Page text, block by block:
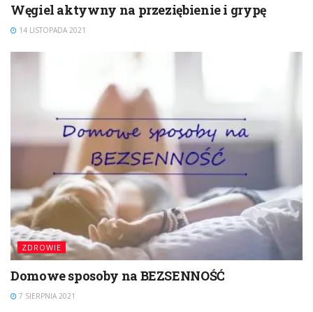
Węgiel aktywny na przeziębienie i grypę
14 LISTOPADA 2021
ZDROWIE
Domowe sposoby na BEZSENNOŚĆ
7 SIERPNIA 2021